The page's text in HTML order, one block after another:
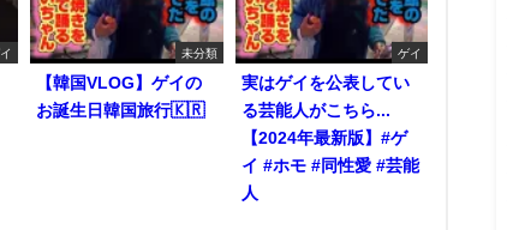
未分類
【韓国VLOG】ゲイの
お誕生日韓国旅行🇰🇷
ゲイ
実はゲイを公表してい
る芸能人がこちら...
【2024年最新版】#ゲ
イ #ホモ #同性愛 #芸能
人